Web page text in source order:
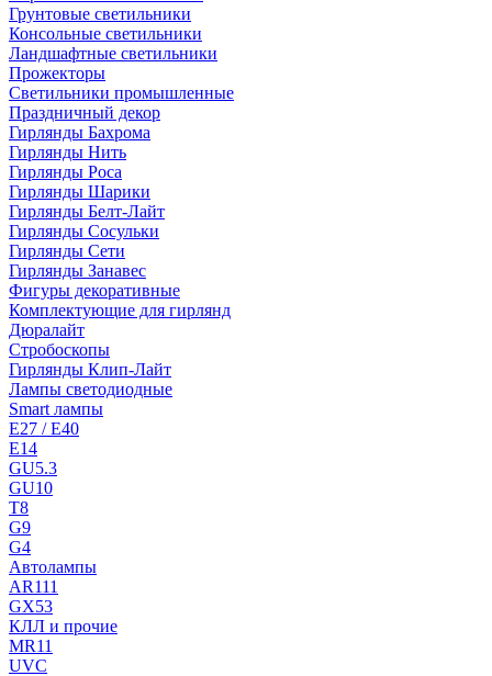
Грунтовые светильники
Консольные светильники
Ландшафтные светильники
Прожекторы
Светильники промышленные
Праздничный декор
Гирлянды Бахрома
Гирлянды Нить
Гирлянды Роса
Гирлянды Шарики
Гирлянды Белт-Лайт
Гирлянды Сосульки
Гирлянды Сети
Гирлянды Занавес
Фигуры декоративные
Комплектующие для гирлянд
Дюралайт
Стробоскопы
Гирлянды Клип-Лайт
Лампы светодиодные
Smart лампы
E27 / E40
E14
GU5.3
GU10
T8
G9
G4
Автолампы
AR111
GX53
КЛЛ и прочие
MR11
UVC